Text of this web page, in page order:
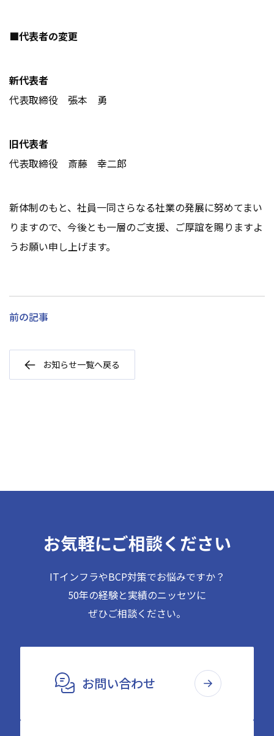
■代表者の変更
新代表者
代表取締役 張本 勇
旧代表者
代表取締役 斎藤 幸二郎
新体制のもと、社員一同さらなる社業の発展に努めてまい
りますので、今後とも一層のご支援、ご厚誼を賜りますよ
うお願い申し上げます。
前の記事
お知らせ一覧へ戻る
お気軽にご相談ください
ITインフラやBCP対策でお悩みですか？
50年の経験と実績のニッセツに
ぜひご相談ください。
お問い合わせ